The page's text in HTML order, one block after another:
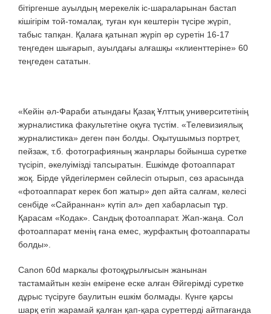
бітіргенше ауылдың мерекелік іс-шараларынан бастап
кішігірім той-томалақ, туған күн кештерін түсіре жүріп,
табыс тапқан. Қалаға қатынап жүріп әр суретін 16-17
теңгеден шығарып, ауылдағы алғашқы «клиенттеріне» 60
теңгеден сататын.
«Кейін әл-Фараби атындағы Қазақ Ұлттық университетінің
журналистика факультетіне оқуға түстім. «Телевизиялық
журналистика» деген пән болды. Оқытушымыз портрет,
пейзаж, т.б. фотографияның жанрлары бойынша суретке
түсіріп, әкелуімізді тапсыратын. Ешкімде фотоаппарат
жоқ. Бірде үйдегілермен сөйлесіп отырып, сөз арасында
«фотоаппарат керек боп жатыр» деп айта салғам, келесі
сенбіде «Сайраннан» күтіп ал» деп хабарласып тұр.
Қарасам «Кодак». Сандық фотоаппарат. Жап-жаңа. Сол
фотоаппарат менің ғана емес, журфактың фотоаппараты
болды».
Canon 60d маркалы фотоқұрылғысын жанынан
тастамайтын кезін емірене еске алған Әйгерімді суретке
дұрыс түсіруге баулитын ешкім болмады. Күнге қарсы
шарқ етіп жарамай қалған қап-қара суреттерді айтпағанда